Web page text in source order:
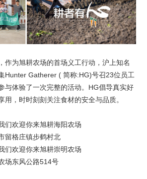
为旭耕农场的首场义工行动，沪上知名
Hunter Gatherer ( 简称:HG)号召23位员工
与体验了一次完整的活动。HG倡导真实好
用，时时刻刻关注食材的安全与品质。
欢迎你来旭耕海阳农场
格庄镇步鹤村北
欢迎你来旭耕崇明农场
东风公路514号